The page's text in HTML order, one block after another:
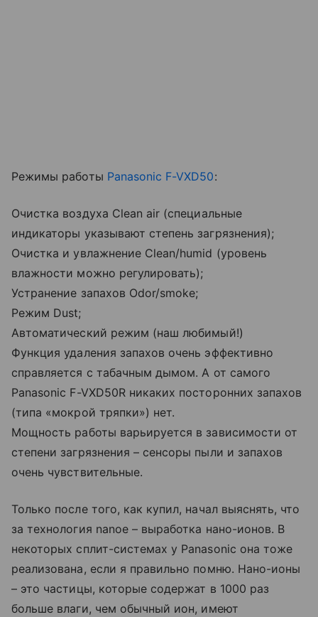
Режимы работы Panasonic F-VXD50:
Очистка воздуха Сlean air (специальные
индикаторы указывают степень загрязнения);
Очистка и увлажнение Сlean/humid (уровень
влажности можно регулировать);
Устранение запахов Odor/smoke;
Режим Dust;
Автоматический режим (наш любимый!)
Функция удаления запахов очень эффективно
справляется с табачным дымом. А от самого
Panasonic F-VXD50R никаких посторонних запахов
(типа «мокрой тряпки») нет.
Мощность работы варьируется в зависимости от
степени загрязнения – сенсоры пыли и запахов
очень чувствительные.
Только после того, как купил, начал выяснять, что
за технология nanoe – выработка нано-ионов. В
некоторых сплит-системах у Panasonic она тоже
реализована, если я правильно помню. Нано-ионы
– это частицы, которые содержат в 1000 раз
больше влаги, чем обычный ион, имеют